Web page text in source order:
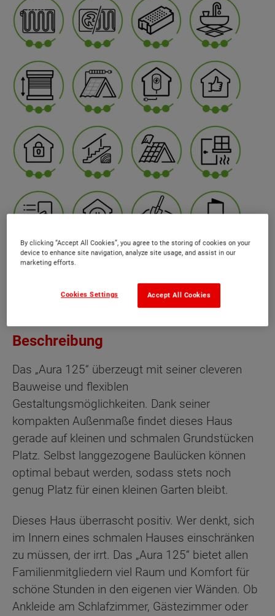
Beschreibung
Das „Aura 125“ überzeugt mit seiner cleveren
Bauweise und flexiblen
Gestaltungsmöglichkeiten. Dank seiner
kompakten Außenmaße findet dieses Haus
gerade auf kleinen und schmalen Grundstücken
Platz. Selbst langgezogene Baulücken können
optimal bebaut werden, sodass stets noch
genug Platz für einen kleinen Garten bleibt.
Dieses Haus überrascht positiv. Wer denkt, sich
im Innern eines schmalen Hauses einschränken
zu müssen, der irrt. Das „Aura 125“ bietet allen
Familienmitgliedern viel Raum und Komfort für
schöne Stunden in den eigenen vier Wänden. Ob
Ankleide am Schlafzimmer, Gästezimmer oder
By clicking “Accept All Cookies”, you agree to the storing of cookies on your
device to enhance site navigation, analyze site usage, and assist in our
marketing efforts.
Accept All Cookies
Cookies Settings